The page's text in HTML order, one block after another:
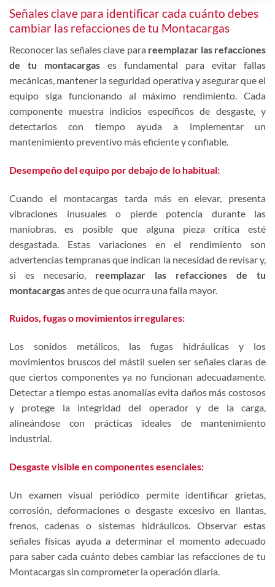
Señales clave para identificar cada cuánto debes
cambiar las refacciones de tu Montacargas
Reconocer las señales clave para reemplazar las refacciones
de tu montacargas es fundamental para evitar fallas
mecánicas, mantener la seguridad operativa y asegurar que el
equipo siga funcionando al máximo rendimiento. Cada
componente muestra indicios específicos de desgaste, y
detectarlos con tiempo ayuda a implementar un
mantenimiento preventivo más eficiente y confiable.
Desempeño del equipo por debajo de lo habitual:
Cuando el montacargas tarda más en elevar, presenta
vibraciones inusuales o pierde potencia durante las
maniobras, es posible que alguna pieza crítica esté
desgastada. Estas variaciones en el rendimiento son
advertencias tempranas que indican la necesidad de revisar y,
si es necesario, reemplazar las refacciones de tu
montacargasantes de que ocurra una falla mayor.
Ruidos, fugas o movimientos irregulares:
Los sonidos metálicos, las fugas hidráulicas y los
movimientos bruscos del mástil suelen ser señales claras de
que ciertos componentes ya no funcionan adecuadamente.
Detectar a tiempo estas anomalías evita daños más costosos
y protege la integridad del operador y de la carga,
alineándose con prácticas ideales de mantenimiento
industrial.
Desgaste visible en componentes esenciales:
Un examen visual periódico permite identificar grietas,
corrosión, deformaciones o desgaste excesivo en llantas,
frenos, cadenas o sistemas hidráulicos. Observar estas
señales físicas ayuda a determinar el momento adecuado
para saber cada cuánto debes cambiar las refacciones de tu
Montacargassin comprometer la operación diaria.